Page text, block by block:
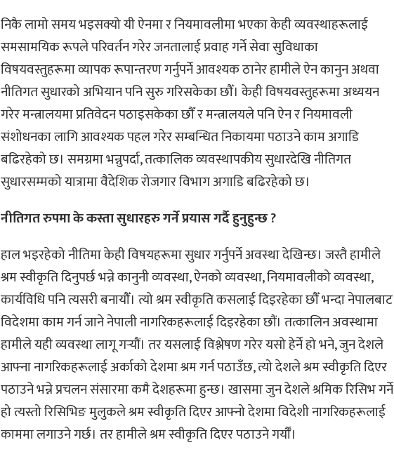
निकै लामो समय भइसक्यो यी ऐनमा र नियमावलीमा भएका केही व्यवस्थाहरूलाई
समसामयिक रूपले परिवर्तन गरेर जनतालाई प्रवाह गर्ने सेवा सुविधाका
विषयवस्तुहरूमा व्यापक रूपान्तरण गर्नुपर्ने आवश्यक ठानेर हामीले ऐन कानुन अथवा
नीतिगत सुधारको अभियान पनि सुरु गरिसकेका छौँ। केही विषयवस्तुहरूमा अध्ययन
गरेर मन्त्रालयमा प्रतिवेदन पठाइसकेका छौँ र मन्त्रालयले पनि ऐन र नियमावली
संशोधनका लागि आवश्यक पहल गरेर सम्बन्धित निकायमा पठाउने काम अगाडि
बढिरहेको छ। समग्रमा भन्नुपर्दा, तत्कालिक व्यवस्थापकीय सुधारदेखि नीतिगत
सुधारसम्मको यात्रामा वैदेशिक रोजगार विभाग अगाडि बढिरहेको छ।
नीतिगत रुपमा के कस्ता सुधारहरु गर्ने प्रयास गर्दै हुनुहुन्छ ?
हाल भइरहेको नीतिमा केही विषयहरूमा सुधार गर्नुपर्ने अवस्था देखिन्छ। जस्तै हामीले
श्रम स्वीकृति दिनुपर्छ भन्ने कानुनी व्यवस्था, ऐनको व्यवस्था, नियमावलीको व्यवस्था,
कार्यविधि पनि त्यसरी बनायौँ। त्यो श्रम स्वीकृति कसलाई दिइरहेका छौँ भन्दा नेपालबाट
विदेशमा काम गर्न जाने नेपाली नागरिकहरूलाई दिइरहेका छौं। तत्कालिन अवस्थामा
हामीले यही व्यवस्था लागू गर्‍यौं। तर यसलाई विश्लेषण गरेर यसो हेर्ने हो भने, जुन देशले
आफ्ना नागरिकहरूलाई अर्काको देशमा श्रम गर्न पठाउँछ, त्यो देशले श्रम स्वीकृति दिएर
पठाउने भन्ने प्रचलन संसारमा कमै देशहरूमा हुन्छ। खासमा जुन देशले श्रमिक रिसिभ गर्ने
हो त्यस्तो रिसिभिङ मुलुकले श्रम स्वीकृति दिएर आफ्नो देशमा विदेशी नागरिकहरूलाई
काममा लगाउने गर्छ। तर हामीले श्रम स्वीकृति दिएर पठाउने गर्यौँ।